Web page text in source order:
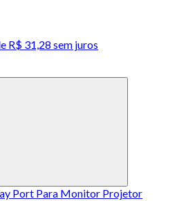
R$ 31,28 sem juros